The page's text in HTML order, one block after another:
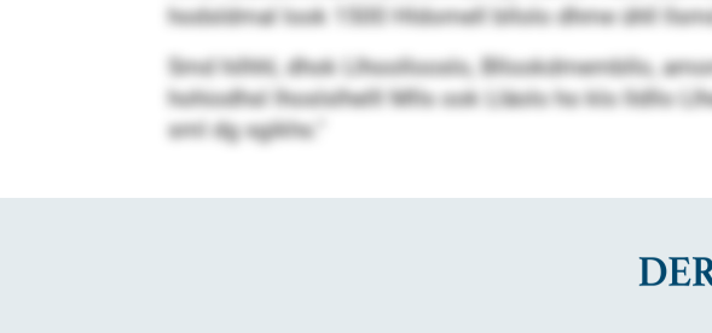
hodsldmal look 1500 Hldomell bllolo dhme ühll
Smd hilhhl, dhok Llhoollooslo, Bllookdmembllo,
hohiodhsl lhoslslhelll Mlls ook Lläolo ho klo lldllo
sml dg sgikhs.“